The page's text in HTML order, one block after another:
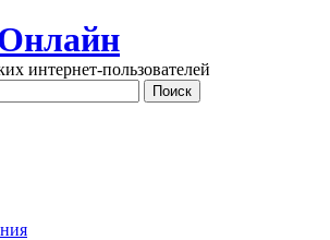
содержанию
интернет-пользователей